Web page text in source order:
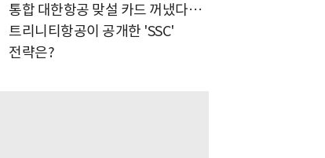
통합 대한항공 맞설 카드 꺼냈다…
트리니티항공이 공개한 'SSC'
전략은?